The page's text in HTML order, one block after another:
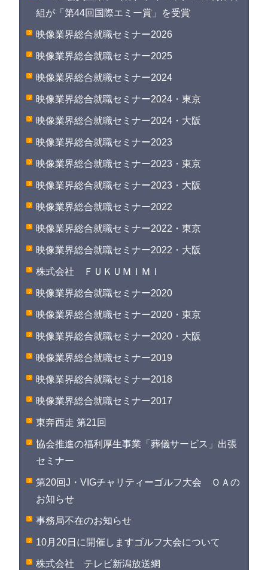
組が「第44回国際エミー賞」を受賞
映像業界総合就職セミナー2026
映像業界総合就職セミナー2025
映像業界総合就職セミナー2024
映像業界総合就職セミナー2024・東京
映像業界総合就職セミナー2024・大阪
映像業界総合就職セミナー2023
映像業界総合就職セミナー2023・東京
映像業界総合就職セミナー2023・大阪
映像業界総合就職セミナー2022
映像業界総合就職セミナー2022・東京
映像業界総合就職セミナー2022・大阪
株式会社 ＦＵＫＵＭＩＭＩ
映像業界総合就職セミナー2020
映像業界総合就職セミナー2020・東京
映像業界総合就職セミナー2020・大阪
映像業界総合就職セミナー2019
映像業界総合就職セミナー2018
映像業界総合就職セミナー2017
東奔西走 第21回
協会推進の福利厚生事業「葬儀サービス」出張
セミナー
第20回J・VIGチャリティーゴルフ大会 ＯＡの
お知らせ
事務局不在のお知らせ
10月20日に開催しますゴルフ大会について
株式会社 テレビ新潟放送網